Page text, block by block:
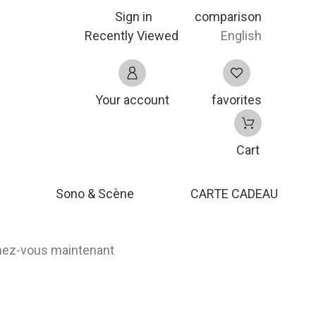
Sign in
Recently Viewed
comparison
English
Your account favorites
Cart
Sono & Scène CARTE CADEAU
vous maintenant